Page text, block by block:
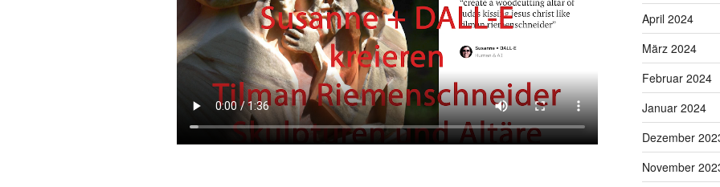
April 2024
März 2024
Februar 2024
Januar 2024
Dezember
November